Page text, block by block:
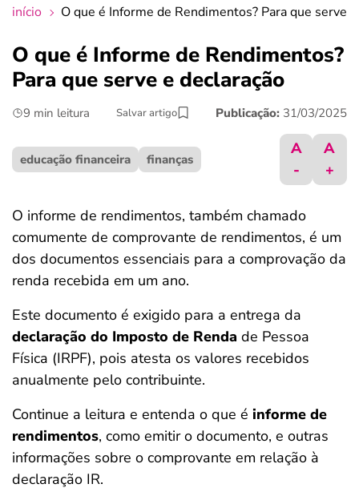
crédito fácil
últimas notícias
ferramentas
início O que é Informe de Rendimentos? Para que serve
O que é Informe de Rendimentos?
Para que serve e declaração
9 min leitura Salvar artigo Publicação: 31/03/2025
educação financeira finanças
A
-
A
+
O informe de rendimentos, também chamado
comumente de comprovante de rendimentos, é um
dos documentos essenciais para a comprovação da
renda recebida em um ano.
Este documento é exigido para a entrega da
declaração do Imposto de Renda de Pessoa
Física (IRPF), pois atesta os valores recebidos
anualmente pelo contribuinte.
Continue a leitura e entenda o que é informe de
rendimentos, como emitir o documento, e outras
informações sobre o comprovante em relação à
declaração IR.